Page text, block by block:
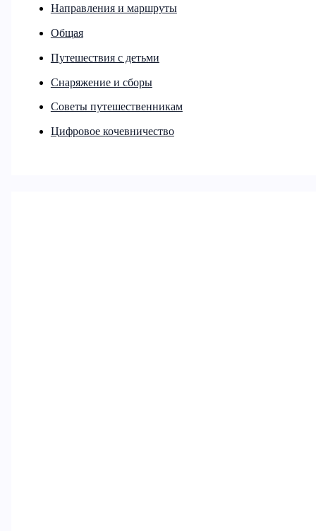
Направления и маршруты
Общая
Путешествия с детьми
Снаряжение и сборы
Советы путешественникам
Цифровое кочевничество